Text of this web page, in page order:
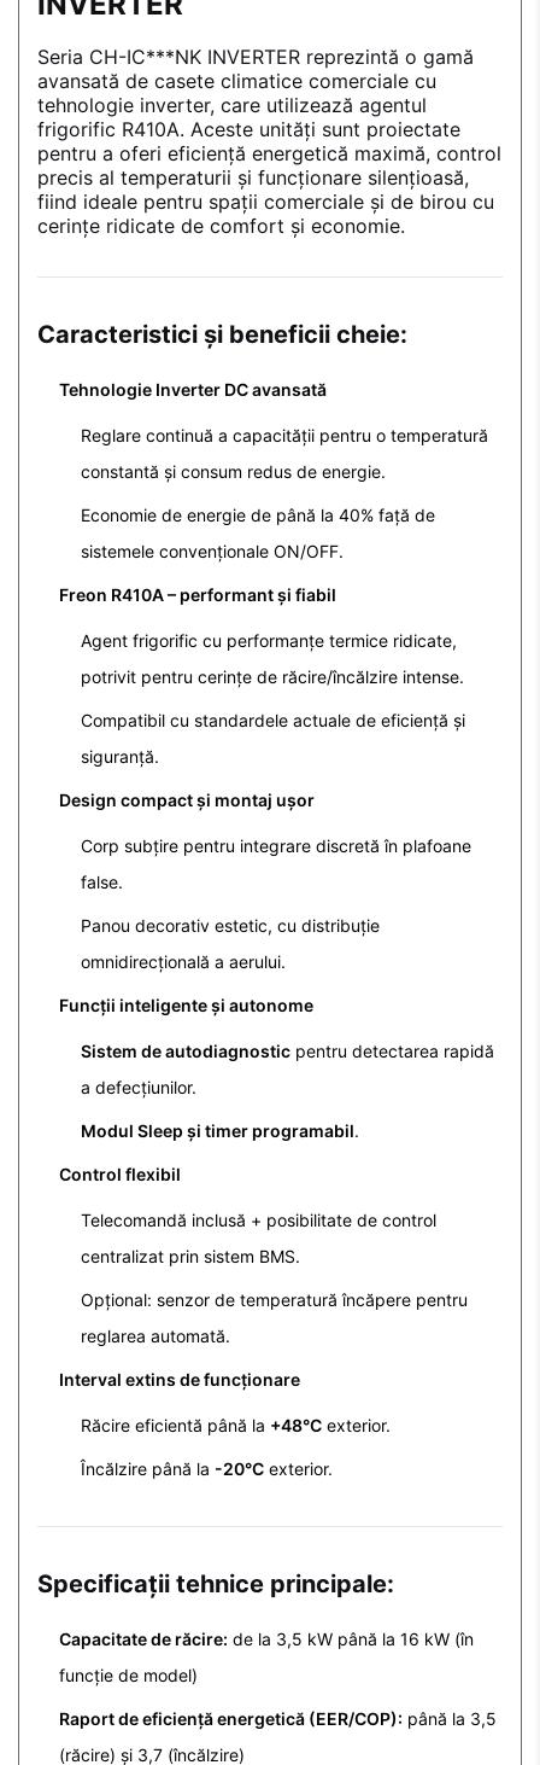
Seria CH-IC***NK INVERTER reprezintă o gamă
avansată de casete climatice comerciale cu
tehnologie inverter, care utilizează agentul
frigorific R410A. Aceste unități sunt proiectate
pentru a oferi eficiență energetică maximă, control
precis al temperaturii și funcționare silențioasă,
fiind ideale pentru spații comerciale și de birou cu
cerințe ridicate de comfort și economie.
Caracteristici și beneficii cheie:
Tehnologie Inverter DC avansată
Reglare continuă a capacității pentru o temperatură
constantă și consum redus de energie.
Economie de energie de până la 40% față de
sistemele convenționale ON/OFF.
Freon R410A – performant și fiabil
Agent frigorific cu performanțe termice ridicate,
potrivit pentru cerințe de răcire/încălzire intense.
Compatibil cu standardele actuale de eficiență și
siguranță.
Design compact și montaj ușor
Corp subțire pentru integrare discretă în plafoane
false.
Panou decorativ estetic, cu distribuție
omnidirecțională a aerului.
Funcții inteligente și autonome
Sistem de autodiagnostic pentru detectarea rapidă
a defecțiunilor.
Modul Sleep și timer programabil.
Control flexibil
Telecomandă inclusă + posibilitate de control
centralizat prin sistem BMS.
Opțional: senzor de temperatură încăpere pentru
reglarea automată.
Interval extins de funcționare
Răcire eficientă până la +48°C exterior.
Încălzire până la -20°C exterior.
Specificații tehnice principale:
Capacitate de răcire: de la 3,5 kW până la 16 kW (în
funcție de model)
Raport de eficiență energetică (EER/COP): până la 3,5
(răcire) și 3,7 (încălzire)